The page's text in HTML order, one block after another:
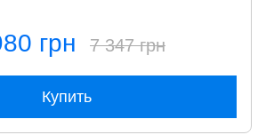
грн 7 347 грн
Купить